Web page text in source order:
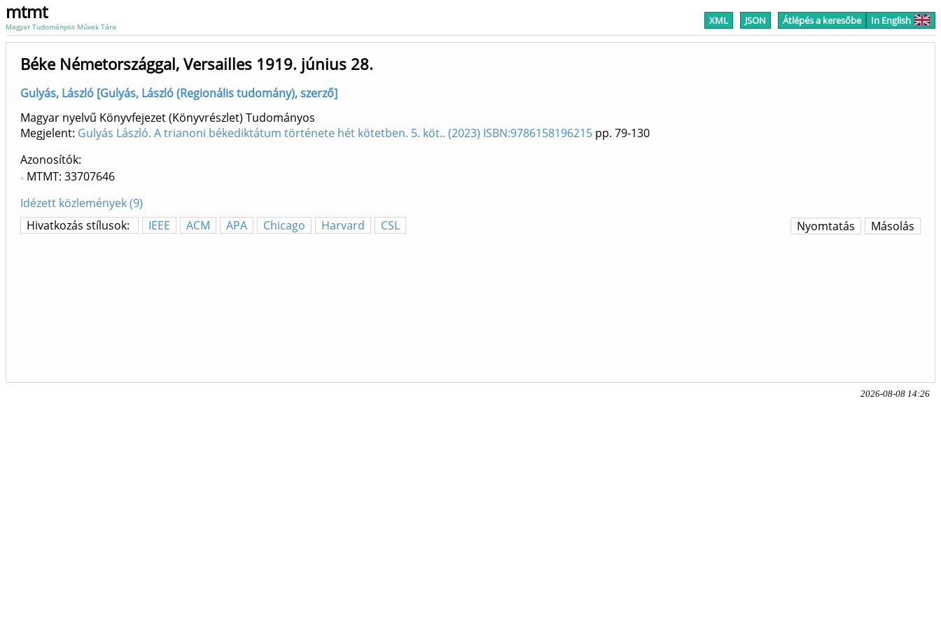
mtmt
Magyar Tudományos Művek Tára XML JSON Átlépés a keresőbe In English
Béke Németországgal, Versailles 1919. június 28.
Gulyás, László [Gulyás, László (Regionális tudomány), szerző]
Magyar nyelvű Könyvfejezet (Könyvrészlet) Tudományos
Megjelent: Gulyás László. A trianoni békediktátum története hét kötetben. 5. köt.. (2023) ISBN:9786158196215 pp. 79-130
Azonosítók
MTMT: 33707646
Idézett közlemények (9)
Hivatkozás stílusok:
IEEE ACM APA Chicago Harvard CSL Másolás
Nyomtatás
2026-08-08 14:26